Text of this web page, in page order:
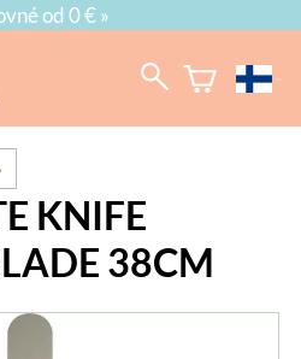
od 0 € »
KNIFE
38CM